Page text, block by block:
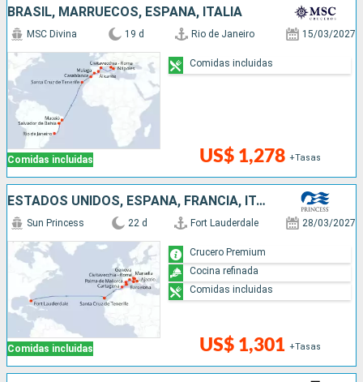
BRASIL, MARRUECOS, ESPAÑA, ITALIA
Comidas incluidas
MSC Divina 19 d Rio de Janeiro 15/03/2027
US$ 1,278 +Tasas
Comidas incluidas
ESTADOS UNIDOS, ESPAÑA, FRANCIA, ITALIA
Comidas incluidas
Sun Princess 22 d Fort Lauderdale 28/03/2027
US$ 1,301 +Tasas
Crucero Premium
Cocina refinada
Comidas incluidas